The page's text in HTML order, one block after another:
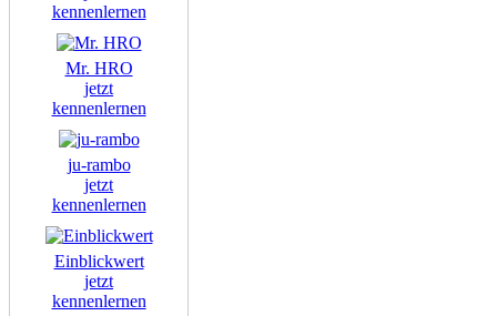
kennenlernen
Mr. HRO
jetzt
kennenlernen
ju-rambo
jetzt
kennenlernen
Einblickwert
jetzt
kennenlernen